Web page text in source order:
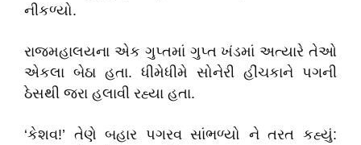
નીકળ્યો.
રાજમહાલયના એક ગુપ્તમાં ગુપ્ત ખંડમાં અત્યારે તેઓ
એકલા બેઠા હતા. ધીમેધીમે સોનેરી હીંચકાને પગની
ઠેસથી જરા હલાવી રહ્યા હતા.
‘કેશવ!’ તેણે બહાર પગરવ સાંભળ્યો ને તરત કહ્યું: